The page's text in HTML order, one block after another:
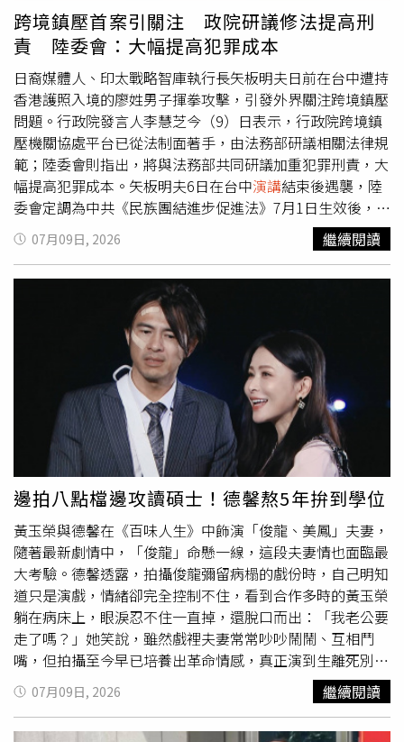
科臨床工作及國際交流之外，預計將推出首本實體寫真書，
希望以不同形式記錄自己一路走來的歷程，展現醫師除了專
業之外，也能擁有更多元的面貌。劉芷伊表示，能夠以台灣
醫師身分站上國際舞台，與世界各地醫師交流臨床經驗與美
學理念，是一份肯定，也是一份責任。未來希望持續透過國
際交流與社群影響力，讓更多人看見台灣在陶瓷貼片美學領
域的專業，也讓世界看見台灣醫師更多不同的可能性。
授的艾肯格林表示，他支持建立1個更加多極化的國際貨幣
體系，使其「更符合」當今全球經濟已呈現多極化的本質。
不過，他認為，這樣的轉型將比過去更難以協調。艾肯格林
解釋，各國中央銀行對於何謂適當政策抱持「截然不同的看
法」，而且其法定職責主要是追求物價穩定、充分就業等國
內政策目標，因此幾乎沒有空間推動大規模、類似《廣場協
議》式的國際政策協調。他也認為，愈來愈多因素正在侵蝕
市場對美元主導國際貨幣體系的信心，包括美國財政債務持
續攀升、聯準會（Fed）的政策獨立性受到威脅、金融監管
鬆綁、關稅政策，以及美國與地緣政治盟友的關係遭到削弱
等。艾肯格林更勾勒出未來可能出現的2種情境：第1種是美
元逐漸失去優勢，國際貨幣體系循序漸進轉向更加多極化的
局面；第2種則是在具有公信力的替代方案尚未成熟之前，
市場便突然失去對美元的信心，引發混亂。他進一步示警，
「我們現在了解到的是，第2種情境，也就是市場突然喪失
對美元信心的可能性……比幾年前我們想像的還要高。」艾
肯格林強調，如果美國總統川普（Donald Trump）及其後
續繼任者，未來10年仍持續推行如今這種「反覆無常的政
策」，那麼上述風險將升高至超過50%。近年來，隨著各界
愈來愈擔憂美國的經濟制裁、金融工具「武器化」
（weaponisation），再加上美國財政前景的惡化，「去美
元化」（de-dollarisation）的討論聲浪也愈來愈高，促使
不少國家尋求增加替代性貨幣的使用，其中歐元與人民幣經
常被視為可能挑戰美元主導地位的替代選項。雖然艾肯格林
認為，目前無論是歐元還是人民幣，都尚未準備好取代美元
的國際地位，但他表示，歐洲與中國都有動機進一步提升各
自貨幣的國際角色。然而，他也指出，沒有人希望全球金融
市場因為貨幣體系轉型失序而陷入動盪。他同時駁斥了北京
可能透過大規模拋售美國國債作為施壓工具的說法，「中國
政府了解，如果真的這麼做，將可能顛覆全球金融體系」，
這樣的結果不僅會傷害美國，也會損害中國自身利益，「穩
定……以及非常循序漸進的過渡轉型，符合所有人的利
益。」
跨境鎮壓首案引關注 政院研議修法提高刑
責 陸委會：大幅提高犯罪成本
日裔媒體人、印太戰略智庫執行長矢板明夫日前在台中遭持
香港護照入境的廖姓男子揮拳攻擊，引發外界關注跨境鎮壓
問題。行政院發言人李慧芝今（9）日表示，行政院跨境鎮
壓機關協處平台已從法制面著手，由法務部研議相關法律規
範；陸委會則指出，將與法務部共同研議加重犯罪刑責，大
幅提高犯罪成本。矢板明夫6日在台中演講結束後遇襲，陸
委會定調為中共《民族團結進步促進法》7月1日生效後，首
起對台跨境鎮壓案件。信民協會今天也召開記者會，呼籲政
府全面檢討《香港澳門關係條例》，加強中港澳人士來台審
院會後記者會表示，行政院跨境鎮壓機關協處平台已啟動法
制面研議，針對如何透過法律發揮嚇阻效果，目前正由法務
部進一步檢討相關規範。陸委會法政處副處長董玉芸表示，
相關修法工作持續進行中，對於受境外敵對勢力指示、委託
或資助而從事跨境鎮壓行為者，將會同法務部研議加重刑
責，提高違法成本，以強化嚇阻效果。董玉芸指出，政府因
應跨境鎮壓將從預防、保護及反制三大面向推動相關措施，
行政院跨部會平台預計下周再度召開會議，持續討論後續作
法，並適時對外說明。至於是否限縮港澳人士來台，陸委會
港澳蒙藏處副處長魏淑娟表示，目前港澳居民來台仍依既有
法規及程序辦理，由主管機關依個案審查；針對矢板明夫遭
攻擊事件，也將會同相關機關強化國家安全風險預警及審查
機制。
07月09日, 2026 繼續閱讀
邊拍八點檔邊攻讀碩士！德馨熬5年拚到學位
黃玉榮與德馨在《百味人生》中飾演「俊龍、美鳳」夫妻，
隨著最新劇情中，「俊龍」命懸一線，這段夫妻情也面臨最
大考驗。德馨透露，拍攝俊龍彌留病榻的戲份時，自己明知
道只是演戲，情緒卻完全控制不住，看到合作多時的黃玉榮
躺在病床上，眼淚忍不住一直掉，還脫口而出：「我老公要
走了嗎？」她笑說，雖然戲裡夫妻常常吵吵鬧鬧、互相鬥
嘴，但拍攝至今早已培養出革命情感，真正演到生離死別
時，心裡還是充滿不捨。最新劇情中，幕後黑手佩芬（張倩
飾）決定痛下殺手，在俊龍駕駛的車輛動手腳，破壞煞車並
裝設炸彈。危急時刻，俊龍騙定遠與超凡（劉書宏飾）先跳
07月09日, 2026 繼續閱讀